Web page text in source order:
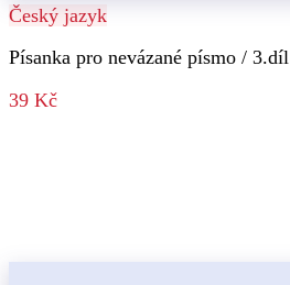
Český jazyk
Písanka pro nevázané písmo / 3.díl
39 Kč